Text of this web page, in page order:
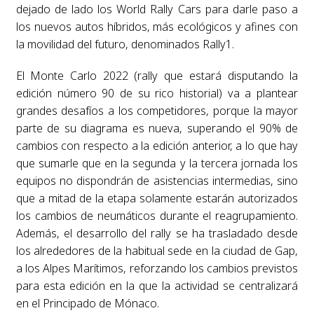
dejado de lado los World Rally Cars para darle paso a
los nuevos autos híbridos, más ecológicos y afines con
la movilidad del futuro, denominados Rally1.
El Monte Carlo 2022 (rally que estará disputando la
edición número 90 de su rico historial) va a plantear
grandes desafíos a los competidores, porque la mayor
parte de su diagrama es nueva, superando el 90% de
cambios con respecto a la edición anterior, a lo que hay
que sumarle que en la segunda y la tercera jornada los
equipos no dispondrán de asistencias intermedias, sino
que a mitad de la etapa solamente estarán autorizados
los cambios de neumáticos durante el reagrupamiento.
Además, el desarrollo del rally se ha trasladado desde
los alrededores de la habitual sede en la ciudad de Gap,
a los Alpes Marítimos, reforzando los cambios previstos
para esta edición en la que la actividad se centralizará
en el Principado de Mónaco.